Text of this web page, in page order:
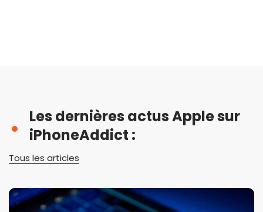
Les dernières actus Apple sur
iPhoneAddict :
Tous les articles